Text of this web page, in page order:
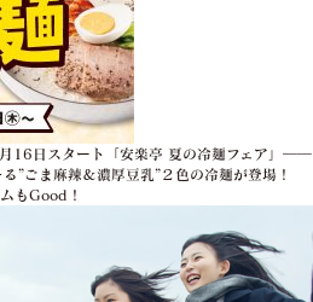
月16日スタート「安楽亭 夏の冷麺フェア」――
”ごま麻辣＆濃厚豆乳”２色の冷麺が登場！
もGood！